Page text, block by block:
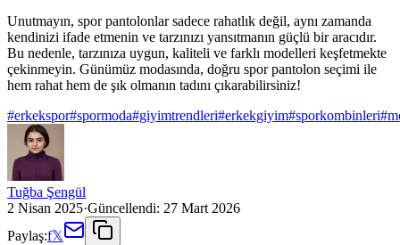
Unutmayın, spor pantolonlar sadece rahatlık değil, aynı zamanda
kendinizi ifade etmenin ve tarzınızı yansıtmanın güçlü bir aracıdır.
Bu nedenle, tarzınıza uygun, kaliteli ve farklı modelleri keşfetmekte
çekinmeyin. Günümüz modasında, doğru spor pantolon seçimi ile
hem rahat hem de şık olmanın tadını çıkarabilirsiniz!
#erkekspor#spormoda#giyimtrendleri#erkekgiyim#sporkombinleri#
Tuğba Şengül
2 Nisan 2025·Güncellendi: 27 Mart 2026
Paylaş:f𝕏